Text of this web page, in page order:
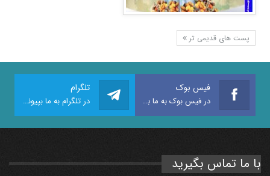
پست های قدیمی تر
فیس بوک
در فیس بوک به ما بپیوندید
تلگرام
در تلگرام به ما بپیوندید
با ما تماس بگیرید